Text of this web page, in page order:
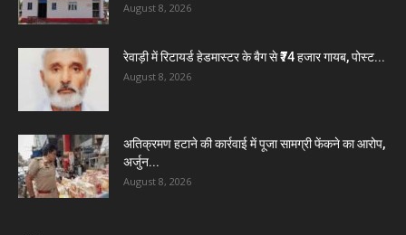
August 8, 2026
रेवाड़ी में रिटायर्ड हेडमास्टर के बैग से ₹74 हजार गायब, पोस्ट...
August 8, 2026
अतिक्रमण हटाने की कार्रवाई में पूजा सामग्री फेंकने का आरोप,
अर्जुन...
August 8, 2026